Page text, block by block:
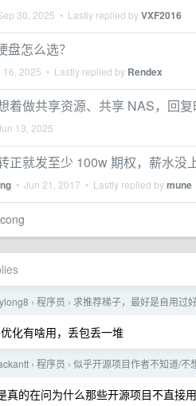
30, 2025 • Lastly replied byVXF2016
怎么选？
16, 2025 • Lastly replied by Rendex
着做共享资源、共享 NAS，回复
13, 2025
正就发至少 100w 期权，薪水没
• Jun 21, 2017 • Lastly replied bymune
› 程序员 › 求推荐梯子，最好是自用过
化有啥用，丢包丢一堆
› 程序员 › 似乎开源项目作者不知道/不
真的在问为什么那些开源项目不直接